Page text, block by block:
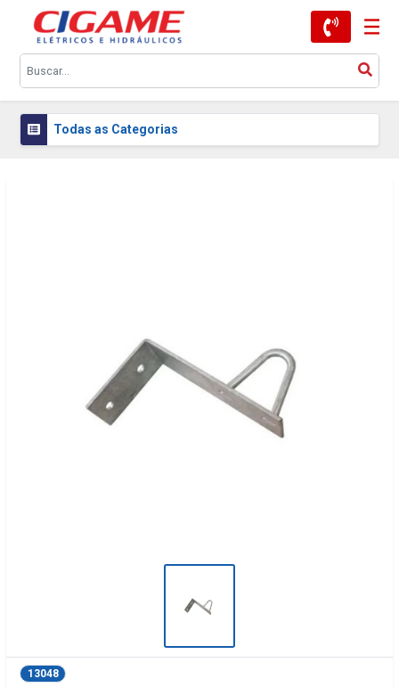
Todas as Categorias
13048